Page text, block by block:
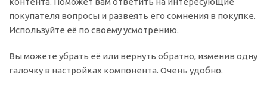
покупателя вопросы и развеять его сомнения в покупке.
Используйте её по своему усмотрению.
Вы можете убрать её или вернуть обратно, изменив одну
галочку в настройках компонента. Очень удобно.